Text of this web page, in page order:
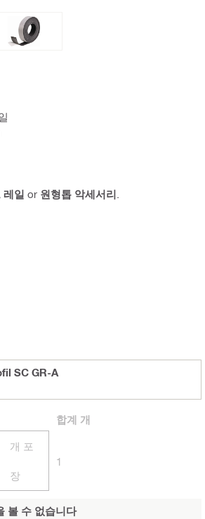
레일 or 원형톱 악세서리
SC GR-A
개 포
장
합계 개
1
볼 수 없습니다